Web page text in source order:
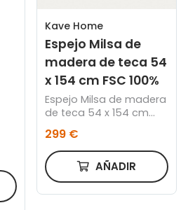
Kave Home
Espejo Milsa de
madera de teca 54
x 154 cm FSC 100%
Espejo Milsa de madera
de teca 54 x 154 cm
299 €
AÑADIR